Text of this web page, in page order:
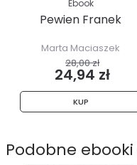
Ebook
Pewien Franek
Marta Maciaszek
28,00 zł
24,94 zł
KUP
Podobne